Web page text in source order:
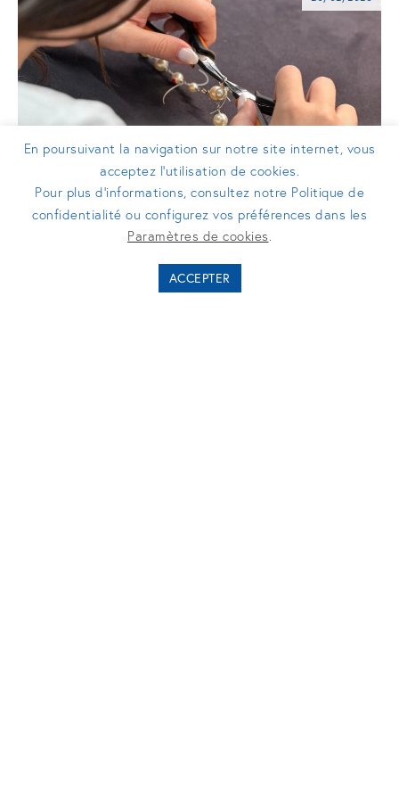
COMMUNIQUÉS DE PRESSE
Mettetal Création ouvre son capital à
Turenne Groupe pour accélérer sa
En poursuivant la navigation sur notre site internet, vous
acceptez l’utilisation de cookies.
Pour plus d’informations, consultez notre Politique de
confidentialité ou configurez vos préférences dans les
Paramètres de cookies.
ACCEPTER